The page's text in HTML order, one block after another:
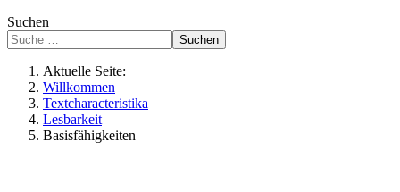
Suchen
Suchen
Aktuelle Seite:
Willkommen
Textcharacteristika
Lesbarkeit
Basisfähigkeiten